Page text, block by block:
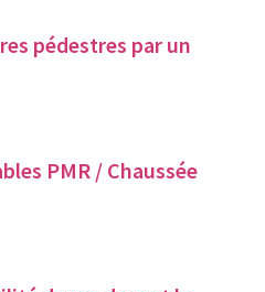
pédestres par un
PMR / Chaussée